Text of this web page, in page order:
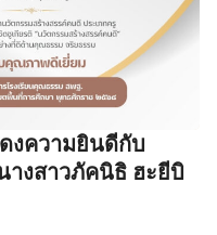
งความยินดีกับ
างสาวภัคนิธิ ฮะยีบิ